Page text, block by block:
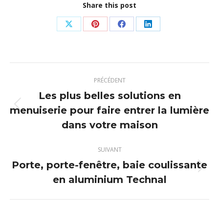
Share this post
Partager
X
Partager
Pinterest
Partager
Facebook
Partager
LinkedIn
article
PRÉCÉDENT
Article
précédent
Les plus belles solutions en
menuiserie pour faire entrer la lumière
dans votre maison
SUIVANT
Article
suivant
:
Porte, porte-fenêtre, baie coulissante
en aluminium Technal